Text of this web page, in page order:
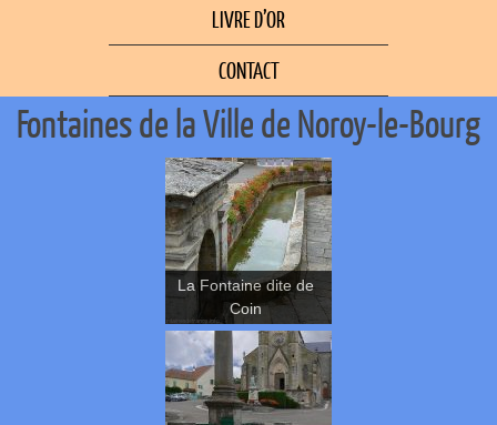
LIVRE D’OR
CONTACT
Fontaines de la Ville de Noroy-le-Bourg
La Fontaine dite de
Coin